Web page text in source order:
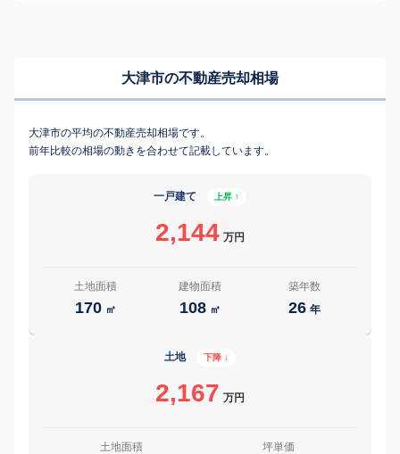
大津市の不動産売却相場
大津市の平均の不動産売却相場です。
前年比較の相場の動きを合わせて記載しています。
一戸建て 上昇 ↑
2,144 万円
土地面積
170 ㎡
建物面積
108 ㎡
築年数
26 年
土地 下降 ↓
2,167 万円
土地面積 坪単価